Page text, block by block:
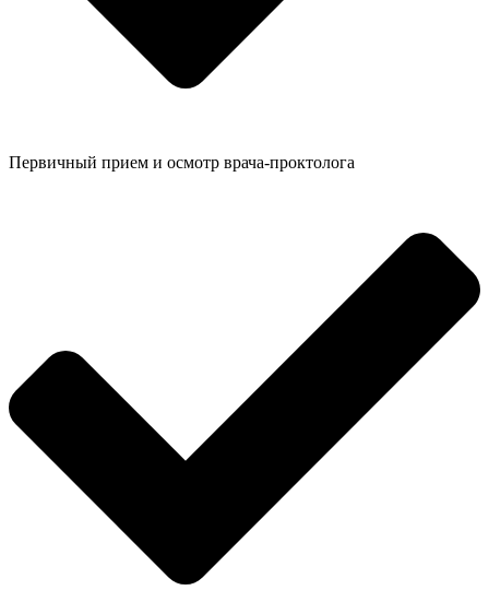
Первичный прием и осмотр врача-проктолога